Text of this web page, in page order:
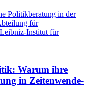
Politikberatung in der
für
Institut für
Warum ihre
in Zeitenwende-